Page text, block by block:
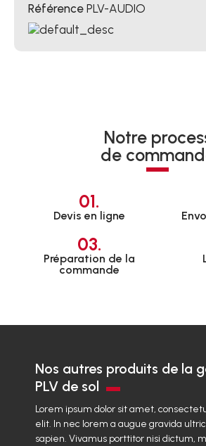
Référence PLV-AUDIO
Notre
de
01.
Devis en ligne
03.
Préparation de la
commande
Nos autres produits de la
PLV de sol
Lorem ipsum dolor sit amet,
elit. In nec lorem a augue gravida
sapien. Vivamus porttitor nisi dictum,